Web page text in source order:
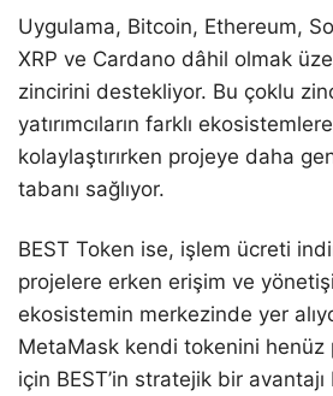
Uygulama, Bitcoin, Ethereum,
XRP ve Cardano dâhil olmak
zincirini destekliyor. Bu çoklu
yatırımcıların farklı
kolaylaştırırken projeye daha
tabanı sağlıyor.
BEST Token ise, işlem ücreti
projelere erken erişim ve
ekosistemin merkezinde yer
MetaMask kendi tokenini henüz
için BEST’in stratejik bir